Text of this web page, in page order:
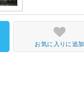
お気に入りに追加